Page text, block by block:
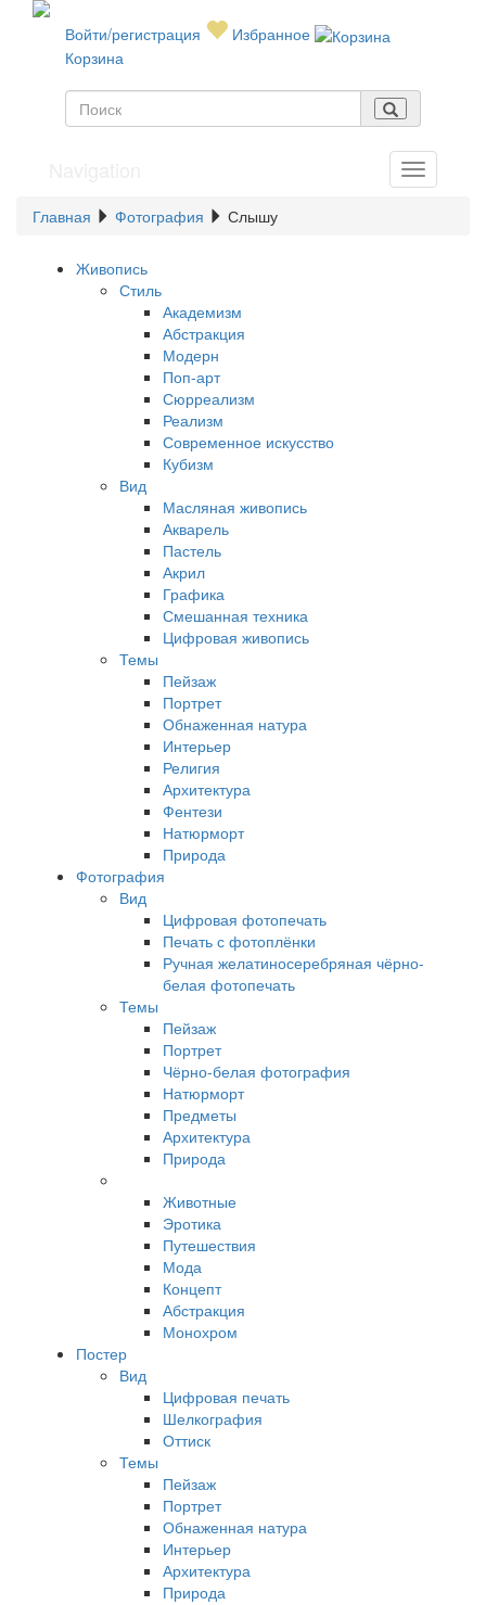
Войти/регистрация
Избранное
Корзина
Главная Фотография Слышу
Живопись
Стиль
Академизм
Абстракция
Модерн
Поп-арт
Сюрреализм
Реализм
Современное искусство
Кубизм
Вид
Масляная живопись
Акварель
Пастель
Акрил
Графика
Смешанная техника
Цифровая живопись
Темы
Пейзаж
Портрет
Обнаженная натура
Интерьер
Религия
Архитектура
Фентези
Натюрморт
Природа
Фотография
Вид
Цифровая фотопечать
Печать с фотоплёнки
Ручная желатиносеребряная чёрно-
белая фотопечать
Темы
Пейзаж
Портрет
Чёрно-белая фотография
Натюрморт
Предметы
Архитектура
Природа
Животные
Эротика
Путешествия
Мода
Концепт
Абстракция
Монохром
Постер
Вид
Цифровая печать
Шелкография
Оттиск
Темы
Пейзаж
Портрет
Обнаженная натура
Интерьер
Архитектура
Природа